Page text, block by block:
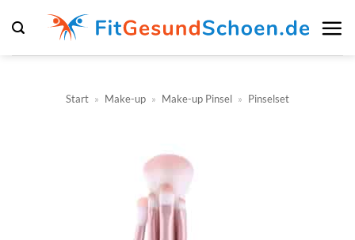
Inhalt
springen
Start » Make-up » Make-up Pinsel » Pinselset